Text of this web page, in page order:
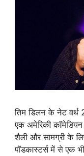
तिम डिलन के नेट वर्थ
एक अमेरिकी
शैली और सामग्री के
पॉडकास्टर्स में से एक